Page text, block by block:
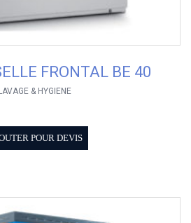
FRONTAL BE 40
LAVAGE & HYGIENE
POUR DEVIS